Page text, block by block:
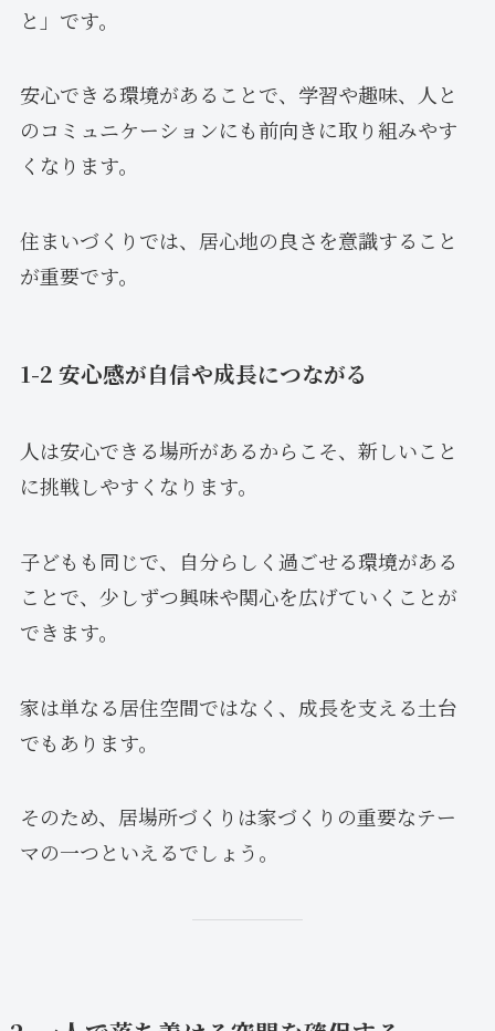
と」です。
安心できる環境があることで、学習や趣味、人と
のコミュニケーションにも前向きに取り組みやす
くなります。
住まいづくりでは、居心地の良さを意識すること
が重要です。
1-2 安心感が自信や成長につながる
人は安心できる場所があるからこそ、新しいこと
に挑戦しやすくなります。
子どもも同じで、自分らしく過ごせる環境がある
ことで、少しずつ興味や関心を広げていくことが
できます。
家は単なる居住空間ではなく、成長を支える土台
でもあります。
そのため、居場所づくりは家づくりの重要なテー
マの一つといえるでしょう。